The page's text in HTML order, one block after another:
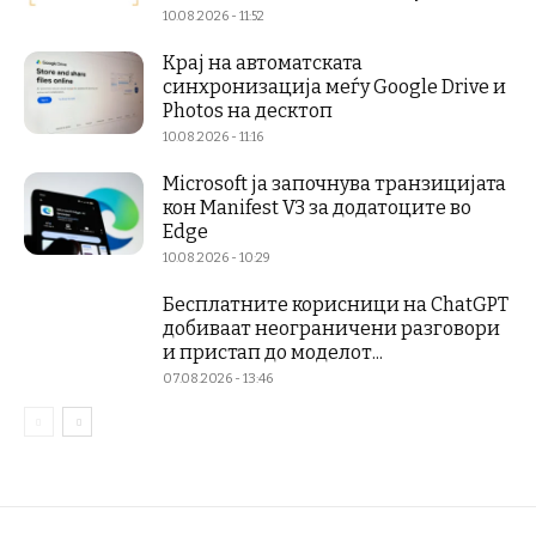
10.08.2026 - 11:52
Крај на автоматската
синхронизација меѓу Google Drive и
Photos на десктоп
10.08.2026 - 11:16
Microsoft ја започнува транзицијата
кон Manifest V3 за додатоците во
Edge
10.08.2026 - 10:29
Бесплатните корисници на ChatGPT
добиваат неограничени разговори
и пристап до моделот...
07.08.2026 - 13:46